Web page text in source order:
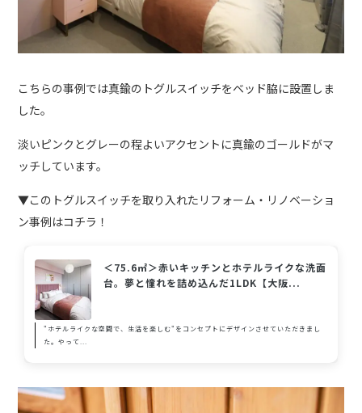
こちらの事例では真鍮のトグルスイッチをベッド脇に設置しま
した。
淡いピンクとグレーの程よいアクセントに真鍮のゴールドがマ
ッチしています。
▼このトグルスイッチを取り入れたリフォーム・リノベーショ
ン事例はコチラ！
＜75.6㎡＞赤いキッチンとホテルライクな洗面
台。夢と憧れを詰め込んだ1LDK【大阪...
"ホテルライクな空間で、生活を楽しむ"をコンセプトにデザインさせていただきまし
た。やって...